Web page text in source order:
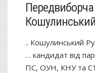
Кошулинський
.. Кошулинський
… кандидат від
ПС, ОУН, КНУ та